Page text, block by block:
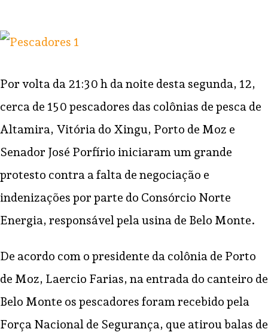
Por volta da 21:30 h da noite desta segunda, 12,
cerca de 150 pescadores das colônias de pesca de
Altamira, Vitória do Xingu, Porto de Moz e
Senador José Porfírio iniciaram um grande
protesto contra a falta de negociação e
indenizações por parte do Consórcio Norte
Energia, responsável pela usina de Belo Monte.
De acordo com o presidente da colônia de Porto
de Moz, Laercio Farias, na entrada do canteiro de
Belo Monte os pescadores foram recebido pela
Força Nacional de Segurança, que atirou balas de